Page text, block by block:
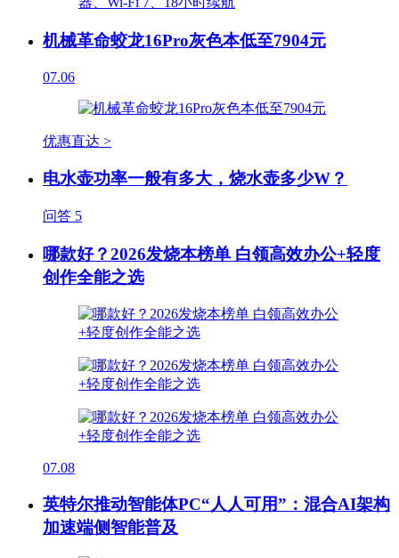
机械革命蛟龙16Pro灰色本低至7904元
07.06
优惠直达 >
电水壶功率一般有多大，烧水壶多少W？
问答 5
哪款好？2026发烧本榜单 白领高效办公+轻度
创作全能之选
07.08
英特尔推动智能体PC“人人可用”：混合AI架构
加速端侧智能普及